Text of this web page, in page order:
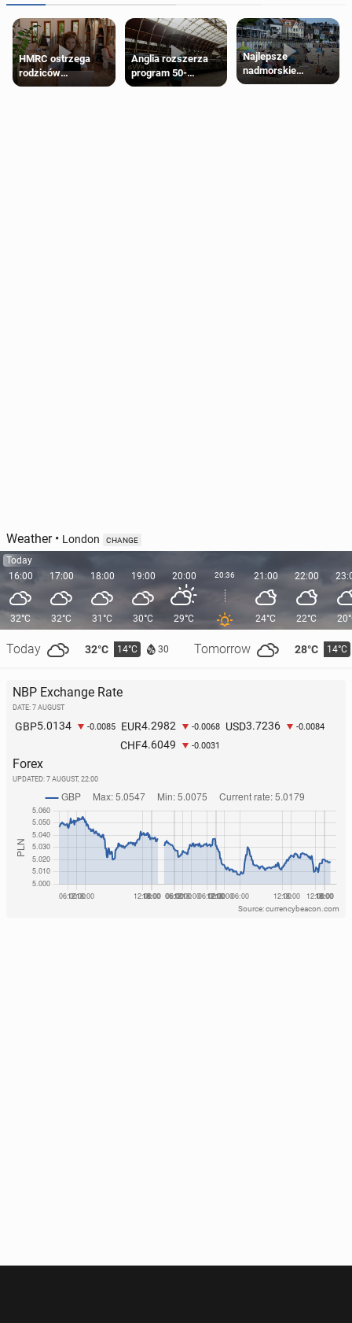
HMRC ostrzega
rodziców
pobierających Child
Anglia rozszerza
program 50-
procentowych
Najlepsze
nadmorskie
miasteczko blisko
Weather• London CHANGE
Today
16:00
32°C
Today 32°C 14°C 30 Tomorrow 28°C 14°C
17:00
32°C
18:00
31°C
19:00
30°C
20:00
29°C
20:36 21:00
24°C
22:00
22°C
NBP Exchange Rate
DATE: 7 AUGUST
GBP5.0134 -0.0085 EUR4.2982 -0.0068 USD3.7236 -0.0084
CHF4.6049 -0.0031
Forex
UPDATED: 7 AUGUST, 22:00
Source: currencybeacon.com